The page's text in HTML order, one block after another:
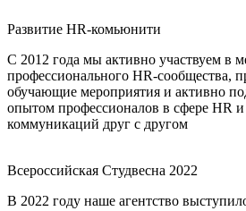
Развитие HR-комьюнити
С 2012 года мы активно участвуем в
профессионального HR-сообщества,
обучающие мероприятия и активно
опытом профессионалов в сфере HR
коммуникаций друг с другом
Всероссийская Студвесна 2022
В 2022 году наше агентство